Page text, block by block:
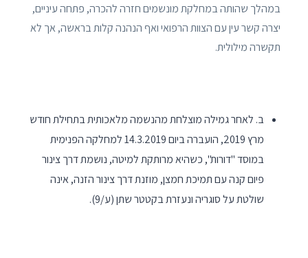
במהלך שהותה במחלקת מונשמים חזרה להכרה, פתחה עיניים,
יצרה קשר עין עם הצוות הרפואי ואף הנהנה קלות בראשה, אך לא
תקשרה מילולית.
ב. לאחר גמילה מוצלחת מהנשמה מלאכותית בתחילת חודש
מרץ 2019, הועברה ביום 14.3.2019 למחלקה הפנימית
במוסד "דורות", כשהיא מרותקת למיטה, נושמת דרך צינור
פיום קנה עם תמיכת חמצן, מוזנת דרך צינור הזנה, אינה
שולטת על סוגריה ונעזרת בקטטר שתן (ע/9).